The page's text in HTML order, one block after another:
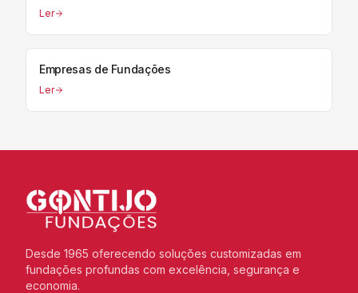
Ler
Empresas de Fundações
Ler
Desde 1965 oferecendo soluções customizadas em
fundações profundas com excelência, segurança e
economia.